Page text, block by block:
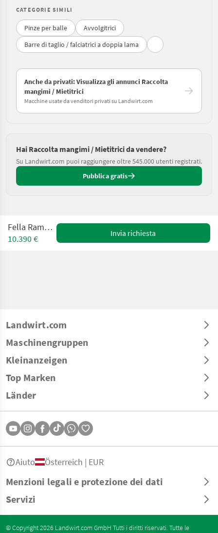
CATEGORIE SIMILI
Pinze per balle
Avvolgitrici
Barre di taglio / falciatrici a doppia lama
Anche da privati: Visualizza gli annunci Raccolta
mangimi / Mietitrici
Macchine usate da venditori privati su Landwirt.com
Hai Raccolta mangimi / Mietitrici da vendere?
Su Landwirt.com puoi raggiungere oltre 545.000 utenti registrati.
Pubblica gratis
Fella Ramos 350P
10.390 €
Invia richiesta
Landwirt.com
Maschinengruppen
Kleinanzeigen
Top Marken
Länder
Menzioni legali e protezione dei dati
Servizi
Aiuto Österreich | EUR
© Copyright 2026 Landwirt.com GmbH Tutti i diritti riservati. Tutte le